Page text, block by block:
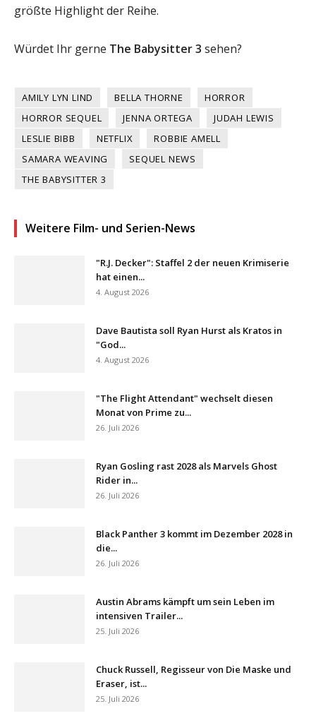
größte Highlight der Reihe.
Würdet Ihr gerne The Babysitter 3 sehen?
AMILY LYN LIND BELLA THORNE
HORROR
HORROR SEQUEL
JENNA ORTEGA
JUDAH LEWIS
LESLIE BIBB
NETFLIX
ROBBIE AMELL
SAMARA WEAVING
SEQUEL NEWS
THE BABYSITTER 3
Weitere Film- und Serien-News
"R.J. Decker": Staffel 2 der neuen Krimiserie
hat einen...
4. August 2026
Dave Bautista soll Ryan Hurst als Kratos in
"God...
4. August 2026
"The Flight Attendant" wechselt diesen
Monat von Prime zu...
26. Juli 2026
Ryan Gosling rast 2028 als Marvels Ghost
Rider in...
26. Juli 2026
Black Panther 3 kommt im Dezember 2028 in
die...
26. Juli 2026
Austin Abrams kämpft um sein Leben im
intensiven Trailer...
25. Juli 2026
Chuck Russell, Regisseur von Die Maske und
Eraser, ist...
25. Juli 2026